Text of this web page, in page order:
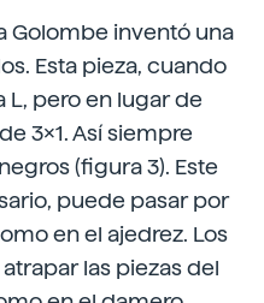
Golombe inventó una
Esta pieza, cuando
L, pero en lugar de
3x1. Así siempre
(figura 3). Este
puede pasar por
en el ajedrez. Los
las piezas del